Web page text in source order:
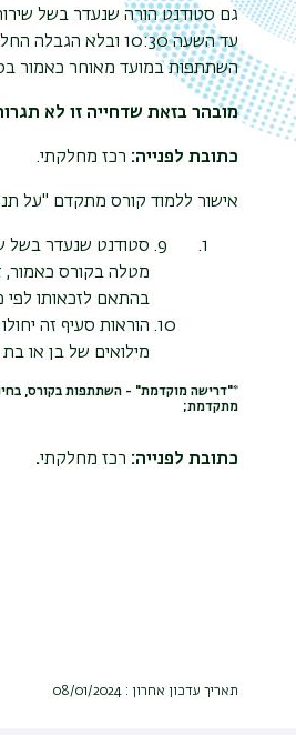
גם סטודנט הורה שנעדר בשל
השתתפות במועד מאוחר כאמור
מובהר בזאת שדחייה זו לא
כתובת לפנייה: רכז מחלקתי.
אישור ללמוד קורס מתקדם "על
סטודנט שנעדר בשל
מטלה בקורס
בהתאם לזכאותו לפי
מילואים של בן או בת
*"דרישה מוקדמת" - השתתפות בקורס,
מתקדמת;
כתובת לפנייה: רכז מחלקתי.
תאריך עדכון אחרון : 08/01/2024